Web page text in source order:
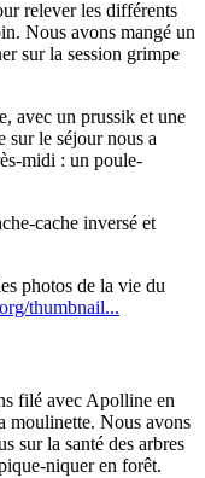
relever les différents
Nous avons mangé un
sur la session grimpe
avec un prussik et une
le séjour nous a
midi : un poule-
cache inversé et
photos de la vie du
thumbnail...
filé avec Apolline en
moulinette. Nous avons
sur la santé des arbres
niquer en forêt.